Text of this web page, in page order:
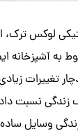
لوکس ترک،
به آشپزخانه
تغییرات
زندگی نسبت
وسایل ساده